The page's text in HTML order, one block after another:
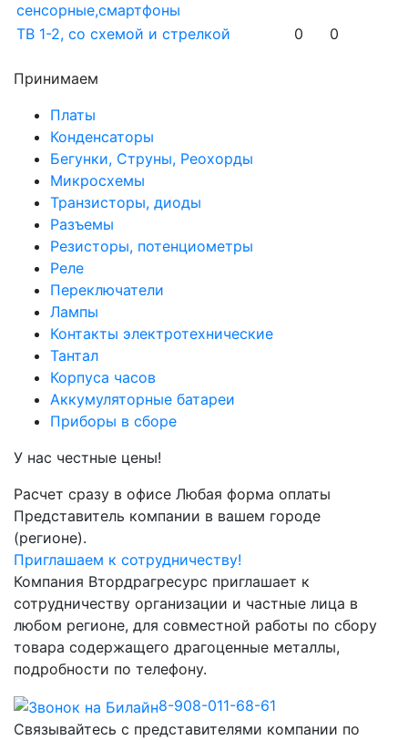
сенсорные,смартфоны
ТВ 1-2, со схемой и стрелкой 0 0
Принимаем
Платы
Конденсаторы
Бегунки, Струны, Реохорды
Микросхемы
Транзисторы, диоды
Разъемы
Резисторы, потенциометры
Реле
Переключатели
Лампы
Контакты электротехнические
Тантал
Корпуса часов
Аккумуляторные батареи
Приборы в сборе
У нас честные цены!
Расчет сразу в офисе Любая форма оплаты
Представитель компании в вашем городе
(регионе).
Приглашаем к сотрудничеству!
Компания Втордрагресурс приглашает к
сотрудничеству организации и частные лица в
любом регионе, для совместной работы по сбору
товара содержащего драгоценные металлы,
подробности по телефону.
8-908-011-68-61
Связывайтесь с представителями компании по